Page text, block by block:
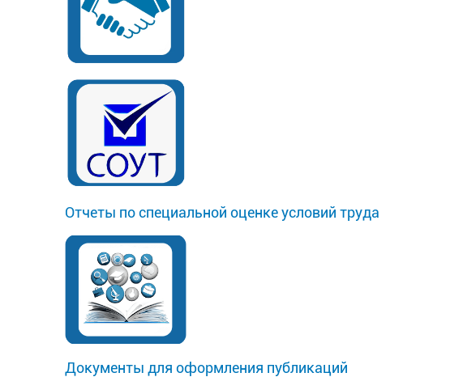
Отчеты по специальной оценке условий труда
Документы для оформления публикаций